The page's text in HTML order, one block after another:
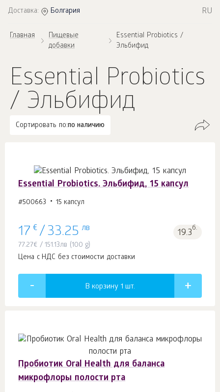
Доставка: Болгария RU
Главная
Пищевые
добавки
Essential Probiotics /
Эльбифид
Essential Probiotics
/ Эльбифид
Сортировать по:по наличию
Essential Probiotics. Эльбифид, 15 капсул
#500663 15 капсул
17 € /33.25 лв 19.3б.
77.27€ /151.13лв (100 g)
Цена с НДС без стоимости доставки
В корзину 1 шт.
Пробиотик Oral Health для баланса
микрофлоры полости рта